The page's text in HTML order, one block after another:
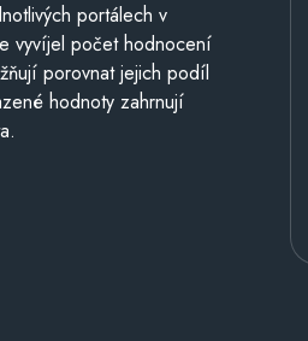
portálech v
vyvíjel počet hodnocení
porovnat jejich podíl
hodnoty zahrnují